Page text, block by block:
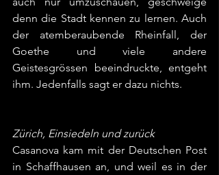
denn die Stadt kennen zu lernen. Auch
der atemberaubende Rheinfall, der
Goethe und viele andere
Geistesgrössen beeindruckte, entgeht
ihm. Jedenfalls sagt er dazu nichts.
Zürich, Einsiedeln und zurück
Casanova kam mit der Deutschen Post
in Schaffhausen an, und weil es in der